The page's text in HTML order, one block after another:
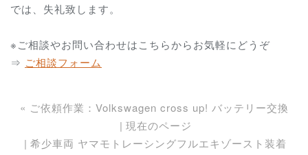
では、失礼致します。
※ご相談やお問い合わせはこちらからお気軽にどうぞ
⇒ ご相談フォーム
« ご依頼作業：Volkswagen cross up! バッテリー交換
現在のページ
希少車両 ヤマモトレーシングフルエキゾースト装着